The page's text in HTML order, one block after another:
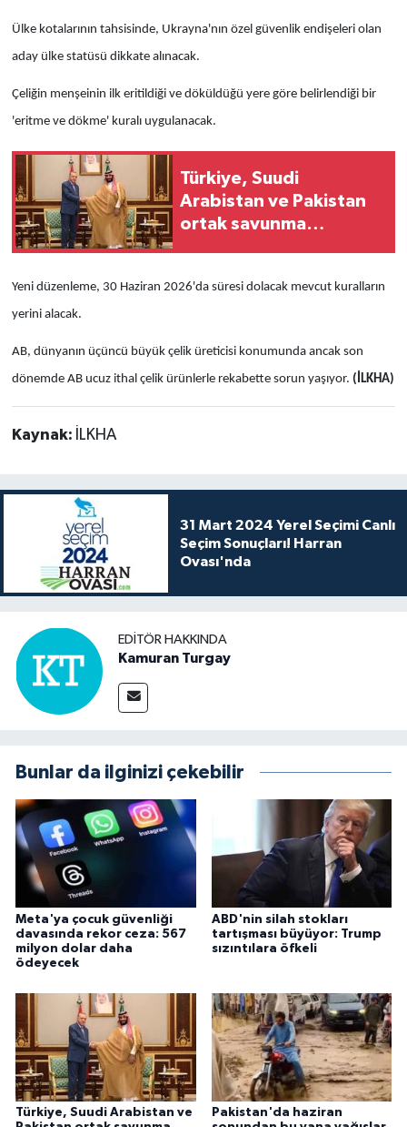
Ülke kotalarının tahsisinde, Ukrayna'nın özel güvenlik endişeleri olan
aday ülke statüsü dikkate alınacak.
Çeliğin menşeinin ilk eritildiği ve döküldüğü yere göre belirlendiği bir
'eritme ve dökme' kuralı uygulanacak.
Türkiye, Suudi
Arabistan ve Pakistan
ortak savunma
Yeni düzenleme, 30 Haziran 2026'da süresi dolacak mevcut kuralların
yerini alacak.
AB, dünyanın üçüncü büyük çelik üreticisi konumunda ancak son
dönemde AB ucuz ithal çelik ürünlerle rekabette sorun yaşıyor. (İLKHA)
Kaynak: İLKHA
31 Mart 2024 Yerel Seçimi Canlı
Seçim Sonuçları! Harran
Ovası'nda
EDITÖR HAKKINDA
Kamuran Turgay
Bunlar da ilginizi çekebilir
Meta'ya çocuk güvenliği
davasında rekor ceza: 567
milyon dolar daha
ödeyecek
ABD'nin silah stokları
tartışması büyüyor: Trump
sızıntılara öfkeli
Türkiye, Suudi Arabistan ve
Pakistan'da haziran